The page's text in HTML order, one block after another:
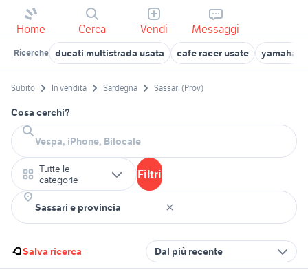
Home Cerca Vendi Messaggi
Ricerche ducati multistrada usata cafe racer usate yamaha
Subito In vendita Sardegna Sassari (Prov)
Cosa cerchi?
Tutte le
categorie
Filtri
Salva ricerca Dal più recente